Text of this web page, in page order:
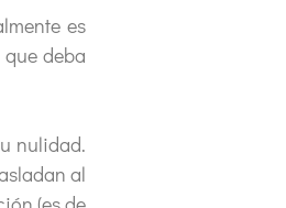
es
deba
nulidad.
al